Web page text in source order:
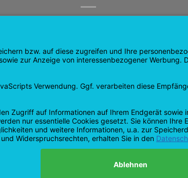
Tarkistaa
Minun tilini
Google
PayPal PostiennakkoViisumit